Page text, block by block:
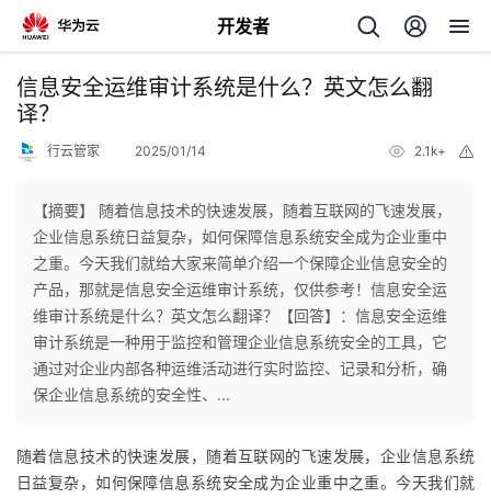
开发者
返
回
个
人
主
我
的
发
信息安全运维审计系统是什么？英文怎么翻
译？
行云管家 2025/01/14 2.1k+
【摘要】 随着信息技术的快速发展，随着互联网的飞速发展，
企业信息系统日益复杂，如何保障信息系统安全成为企业重中
之重。今天我们就给大家来简单介绍一个保障企业信息安全的
产品，那就是信息安全运维审计系统，仅供参考！信息安全运
维审计系统是什么？英文怎么翻译？【回答】：信息安全运维
审计系统是一种用于监控和管理企业信息系统安全的工具，它
通过对企业内部各种运维活动进行实时监控、记录和分析，确
保企业信息系统的安全性、...
随着信息技术的快速发展，随着互联网的飞速发展，企业信息系统
日益复杂，如何保障信息系统安全成为企业重中之重。今天我们就